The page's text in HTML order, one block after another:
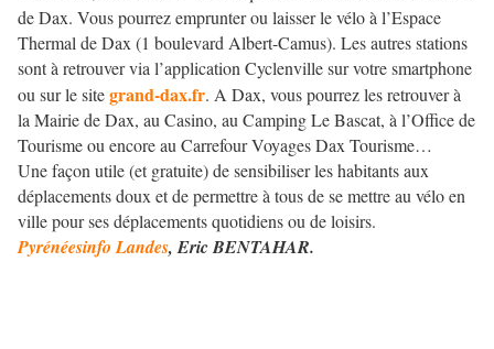
de Dax. Vous pourrez emprunter ou laisser le vélo à l’Espace
Thermal de Dax (1 boulevard Albert-Camus). Les autres stations
sont à retrouver via l’application Cyclenville sur votre smartphone
ou sur le sitegrand-dax.fr. A Dax, vous pourrez les retrouver à
la Mairie de Dax, au Casino, au Camping Le Bascat, à l’Office de
Tourisme ou encore au Carrefour Voyages Dax Tourisme…
Une façon utile (et gratuite) de sensibiliser les habitants aux
déplacements doux et de permettre à tous de se mettre au vélo en
ville pour ses déplacements quotidiens ou de loisirs.
Pyrénéesinfo Landes, Eric BENTAHAR.